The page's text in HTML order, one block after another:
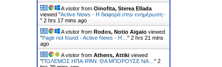
A visitor from Oinofita, Sterea Ellada
viewed "Active News - Η διαφορά στην ενημέρωση -
" 2 hrs 17 mins ago
A visitor from Rodos, Notio Aigaio viewed
"Page not found - Active News - Η… " 2 hrs 21 mins
ago
A visitor from Athens, Attiki viewed
"ΠΟΛΕΜΟΣ ΗΠΑ-ΙΡΑΝ: ΘΑ ΜΠΟΡΟΥΣΕ ΝΑ… " 2